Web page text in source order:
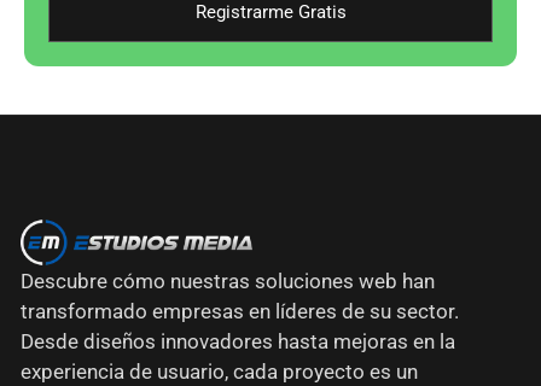
Registrarme Gratis
Descubre cómo nuestras soluciones web han
transformado empresas en líderes de su sector.
Desde diseños innovadores hasta mejoras en la
experiencia de usuario, cada proyecto es un